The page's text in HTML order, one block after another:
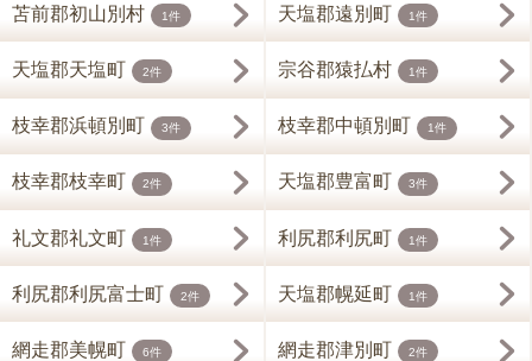
苫前郡初山別村 1件 天塩郡遠別町 1件
天塩郡天塩町 2件 宗谷郡猿払村 1件
枝幸郡浜頓別町 3件 枝幸郡中頓別町 1件
枝幸郡枝幸町 2件 天塩郡豊富町 3件
礼文郡礼文町 1件 利尻郡利尻町 1件
利尻郡利尻富士町 2件 天塩郡幌延町 1件
網走郡美幌町 6件 網走郡津別町 2件